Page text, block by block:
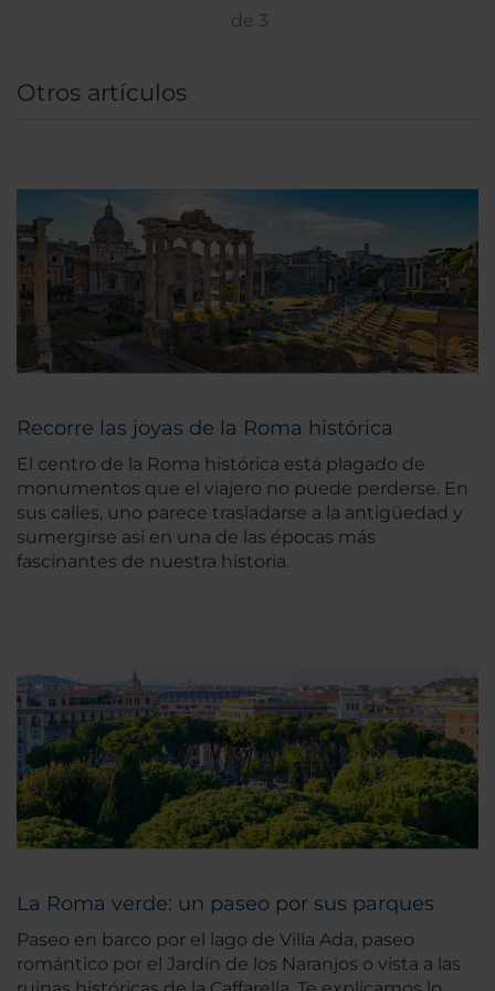
parking en las instalaciones para los
como la Basílica de Santa María la Mayor, el
de 3
Otros artículos
Recorre las joyas de la Roma histórica
El centro de la Roma histórica está plagado de
monumentos que el viajero no puede perderse. En
sus calles, uno parece trasladarse a la antigüedad y
sumergirse así en una de las épocas más
fascinantes de nuestra historia.
La Roma verde: un paseo por sus parques
Paseo en barco por el lago de Villa Ada, paseo
romántico por el Jardín de los Naranjos o vista a las